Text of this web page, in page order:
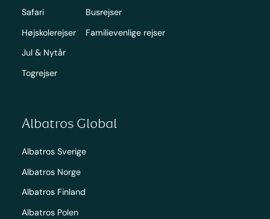
Safari
Højskolerejser
Jul & Nytår
Togrejser
Busrejser
Familievenlige rejser
Albatros Global
Albatros Sverige
Albatros Norge
Albatros Finland
Albatros Polen